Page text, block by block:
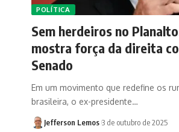
POLÍTICA
Sem herdeiros no
mostra força da direita
Senado
Em um movimento que redefine os
brasileira, o ex-presidente…
Jefferson Lemos 3 de outubro de 2025